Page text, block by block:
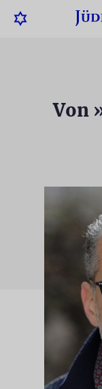
Von